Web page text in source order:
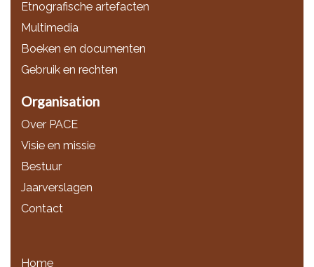
Etnografische artefacten
Multimedia
Boeken en documenten
Gebruik en rechten
Organisation
Over PACE
Visie en missie
Bestuur
Jaarverslagen
Contact
Home